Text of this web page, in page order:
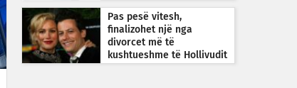
Pas pesë vitesh,
finalizohet një nga
divorcet më të
kushtueshme të Hollivudit